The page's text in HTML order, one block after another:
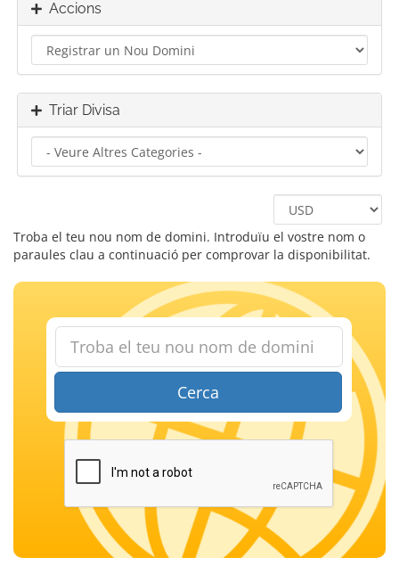
Accions
Triar Divisa
Troba el teu nou nom de domini. Introduïu el vostre nom o
paraules clau a continuació per comprovar la disponibilitat.
Cerca